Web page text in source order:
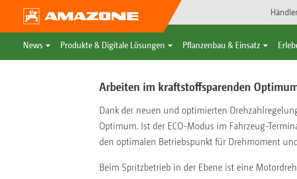
News Produkte & Digitale Lösungen Pflanzenbau & Einsatz
Arbeiten im kraftstoffsparenden
Dank der neuen und optimierten
Optimum. Ist der ECO-Modus im Fahrzeug-
den optimalen Betriebspunkt für Drehmoment
Beim Spritzbetrieb in der Ebene ist eine